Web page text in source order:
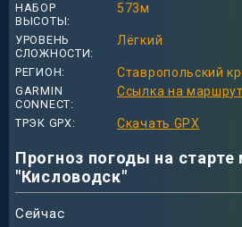
НАБОР
ВЫСОТЫ
573м
УРОВЕНЬ
СЛОЖНОСТИ
Лёгкий
РЕГИОН Ставропольский
GARMIN
CONNECT
Ссылка на маршрут
ТРЭК GPX Скачать GPX
Прогноз погоды на
"Кисловодск"
Сейчас